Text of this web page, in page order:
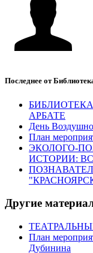
Последнее от
АРБАТЕ
День
План
ЭКОЛОГО-
ИСТОРИИ:
Другие
План
Дубинина